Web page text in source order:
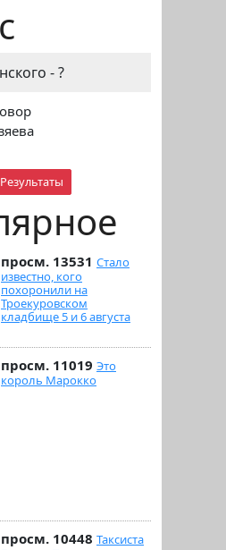
- ?
Результаты
просм. 13531 Стало
известно, кого
похоронили на
Троекуровском
кладбище 5 и 6 августа
просм. 11019 Это
король Марокко
просм. 10448 Таксиста